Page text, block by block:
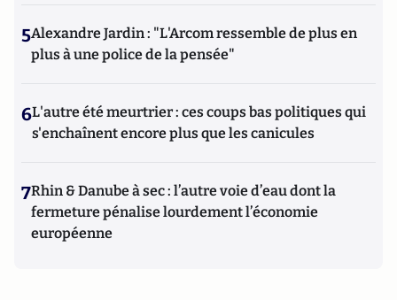
5Alexandre Jardin : "L'Arcom ressemble de plus en
plus à une police de la pensée"
6L'autre été meurtrier : ces coups bas politiques qui
s'enchaînent encore plus que les canicules
7Rhin & Danube à sec : l’autre voie d’eau dont la
fermeture pénalise lourdement l’économie
européenne